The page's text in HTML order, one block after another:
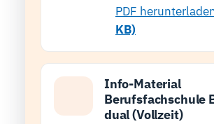
PDF
KB)
Info-Material
Berufsfachschule
dual (Vollzeit)